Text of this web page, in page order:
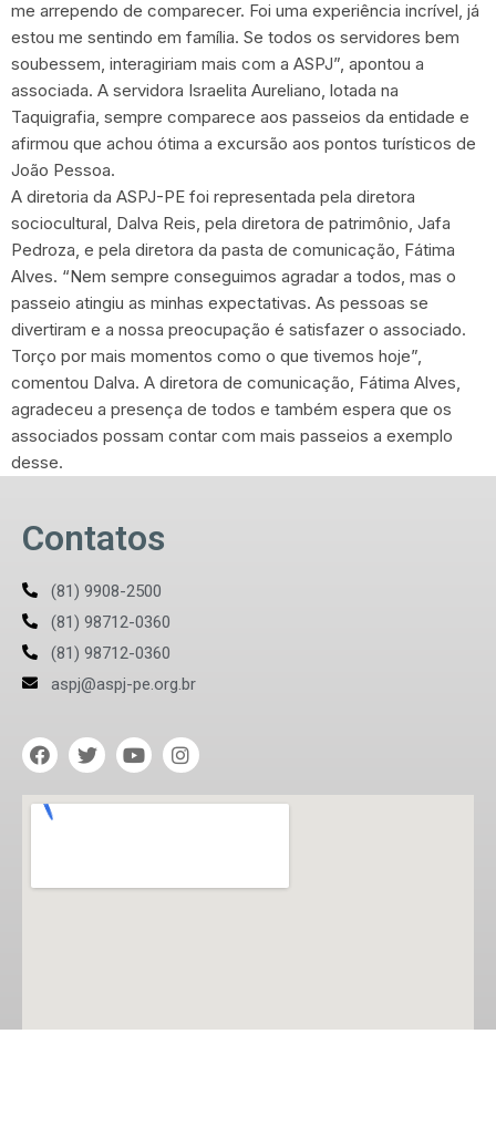
me arrependo de comparecer. Foi uma experiência incrível, já
estou me sentindo em família. Se todos os servidores bem
soubessem, interagiriam mais com a ASPJ”, apontou a
associada. A servidora Israelita Aureliano, lotada na
Taquigrafia, sempre comparece aos passeios da entidade e
afirmou que achou ótima a excursão aos pontos turísticos de
João Pessoa.
A diretoria da ASPJ-PE foi representada pela diretora
sociocultural, Dalva Reis, pela diretora de patrimônio, Jafa
Pedroza, e pela diretora da pasta de comunicação, Fátima
Alves. “Nem sempre conseguimos agradar a todos, mas o
passeio atingiu as minhas expectativas. As pessoas se
divertiram e a nossa preocupação é satisfazer o associado.
Torço por mais momentos como o que tivemos hoje”,
comentou Dalva. A diretora de comunicação, Fátima Alves,
agradeceu a presença de todos e também espera que os
associados possam contar com mais passeios a exemplo
desse.
Contatos
(81) 9908-2500
(81) 98712-0360
(81) 98712-0360
aspj@aspj-pe.org.br